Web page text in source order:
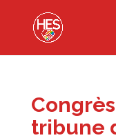
tribune